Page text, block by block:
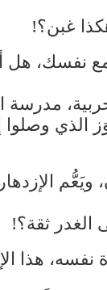
غبن؟!
نفسك، هل
وصلوا
ويَعُّم
ثقة؟!
هذا